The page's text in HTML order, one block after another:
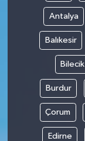
Antalya
Balıkesir
Bilecik
Burdur
Çorum
Edirne